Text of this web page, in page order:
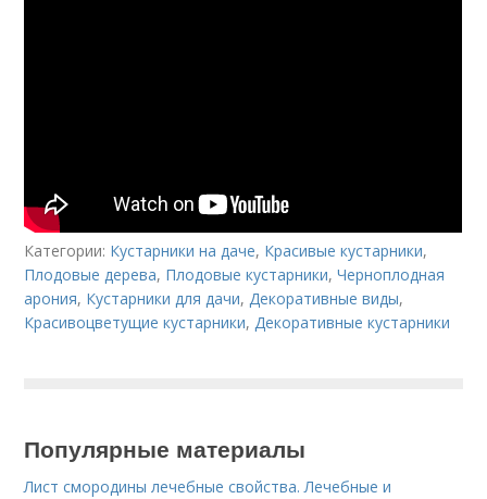
Категории: Кустарники на даче, Красивые кустарники,
Плодовые дерева, Плодовые кустарники,Черноплодная
арония, Кустарники для дачи,Декоративные виды,
Красивоцветущие кустарники,Декоративные кустарники
Популярные материалы
Лист смородины лечебные свойства. Лечебные и